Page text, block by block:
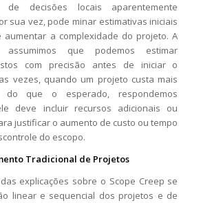
de decisões locais aparentemente
sua vez, pode minar estimativas iniciais
aumentar a complexidade do projeto. A
que podemos estimar
com precisão antes de iniciar o
vezes, quando um projeto custa mais
que o esperado, respondemos
deve incluir recursos adicionais ou
justificar o aumento de custo ou tempo
do escopo.
Tradicional de Projetos
explicações sobre o Scope Creep se
linear e sequencial dos projetos e de